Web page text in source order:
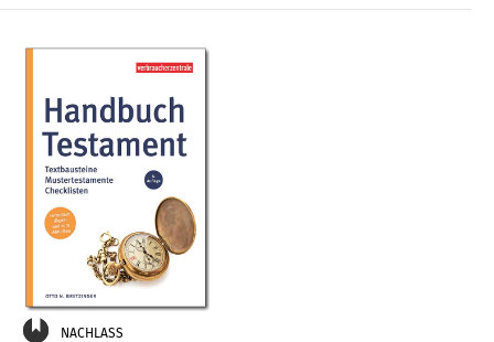
NACHLASS